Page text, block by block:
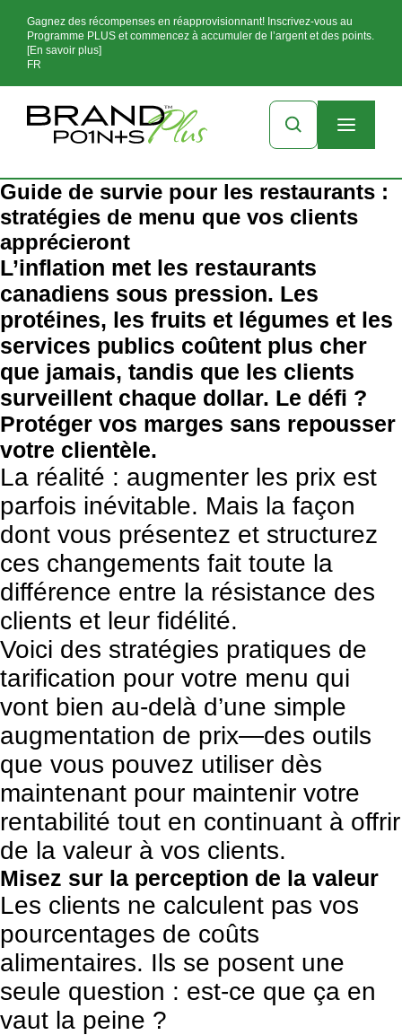
Gagnez des récompenses en réapprovisionnant! Inscrivez-vous au
Programme PLUS et commencez à accumuler de l’argent et des points.
[En savoir plus]
FR
Guide de survie pour les restaurants :
stratégies de menu que vos clients
apprécieront
L’inflation met les restaurants
canadiens sous pression. Les
protéines, les fruits et légumes et les
services publics coûtent plus cher
que jamais, tandis que les clients
surveillent chaque dollar. Le défi ?
Protéger vos marges sans repousser
votre clientèle.
La réalité : augmenter les prix est
parfois inévitable. Mais la façon
dont vous présentez et structurez
ces changements fait toute la
différence entre la résistance des
clients et leur fidélité.
Voici des stratégies pratiques de
tarification pour votre menu qui
vont bien au-delà d’une simple
augmentation de prix—des outils
que vous pouvez utiliser dès
maintenant pour maintenir votre
rentabilité tout en continuant à offrir
de la valeur à vos clients.
Misez sur la perception de la valeur
Les clients ne calculent pas vos
pourcentages de coûts
alimentaires. Ils se posent une
seule question : est-ce que ça en
vaut la peine ?